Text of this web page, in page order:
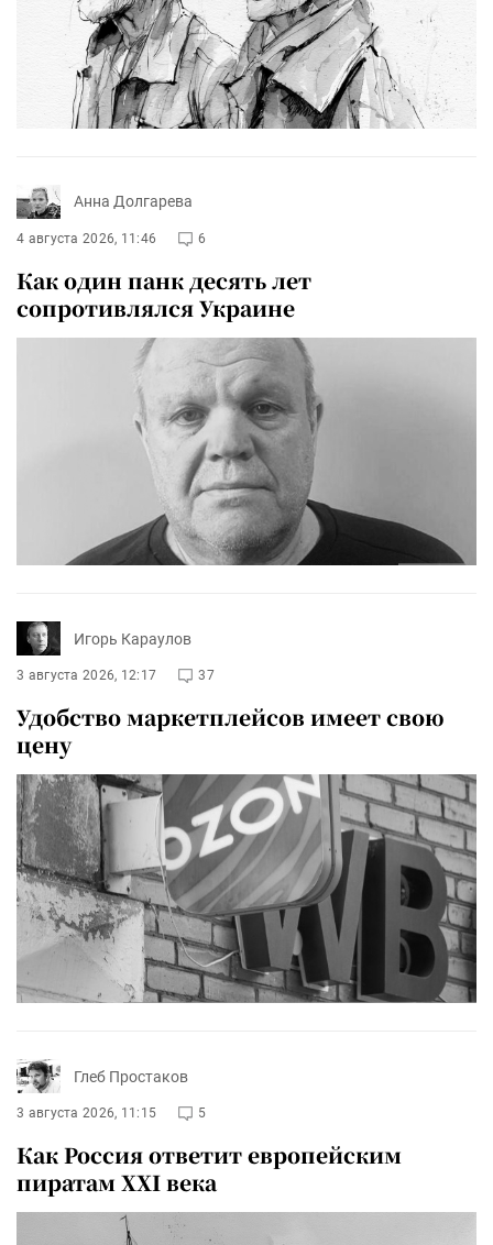
Анна Долгарева
4 августа 2026, 11:46 6
Как один панк десять лет
сопротивлялся Украине
Игорь Караулов
3 августа 2026, 12:17 37
Удобство маркетплейсов имеет свою
цену
Глеб Простаков
3 августа 2026, 11:15 5
Как Россия ответит европейским
пиратам XXI века